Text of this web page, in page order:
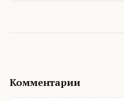
Комментарии